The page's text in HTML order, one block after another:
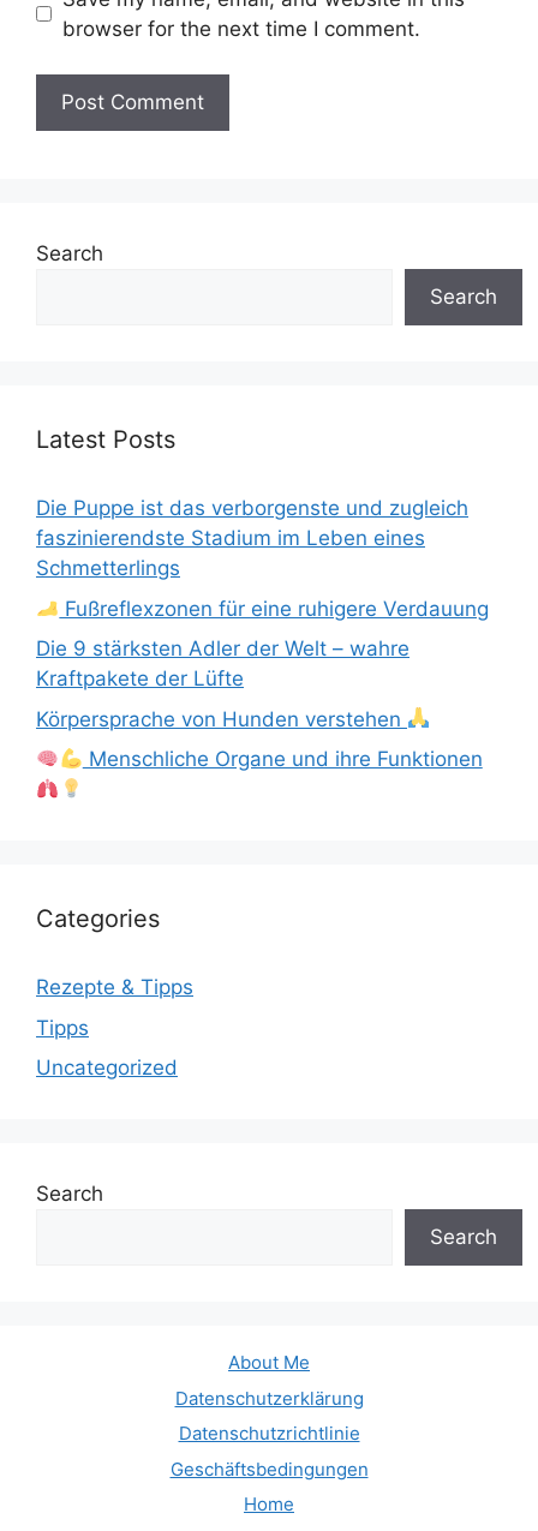
browser for the next time I comment.
Search
Search
Latest Posts
Die Puppe ist das verborgenste und zugleich
faszinierendste Stadium im Leben eines
Schmetterlings
Fußreflexzonen für eine ruhigere Verdauung
Die 9 stärksten Adler der Welt – wahre
Kraftpakete der Lüfte
Körpersprache von Hunden verstehen
Menschliche Organe und ihre Funktionen
Categories
Rezepte & Tipps
Tipps
Uncategorized
Search
Search
About Me
Datenschutzerklärung
Datenschutzrichtlinie
Geschäftsbedingungen
Home